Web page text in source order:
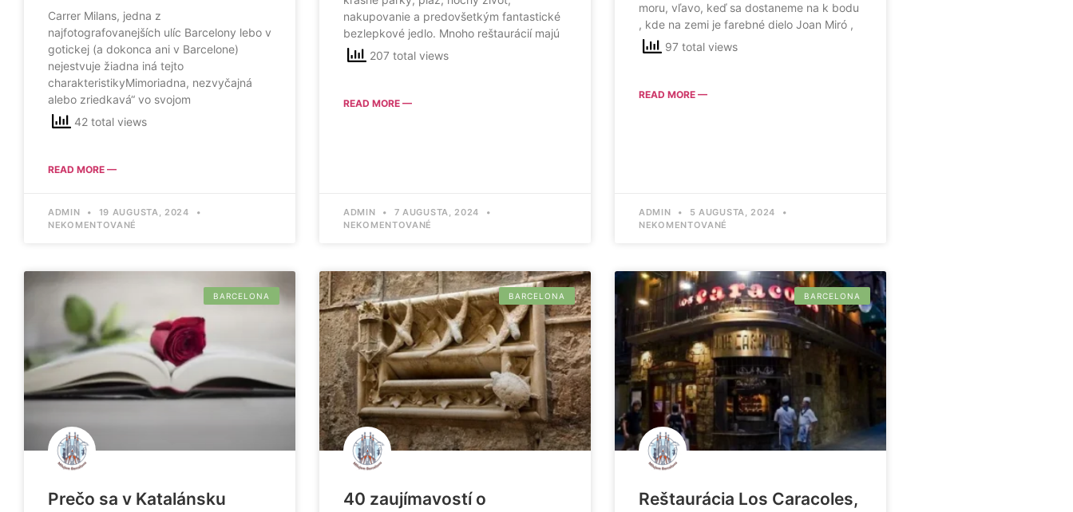
Carrer Milans, jedna z
najfotografovanejších ulíc Barcelony lebo v
gotickej (a dokonca ani v Barcelone)
nejestvuje žiadna iná tejto
charakteristikyMimoriadna, nezvyčajná
alebo zriedkavá“ vo svojom
42 total views
READ MORE —
ADMIN
19 AUGUSTA, 2024
NEKOMENTOVANÉ
nakupovanie a predovšetkým fantastické
bezlepkové jedlo. Mnoho reštaurácií majú
207 total views
READ MORE —
ADMIN
7 AUGUSTA, 2024
NEKOMENTOVANÉ
moru, vľavo, keď sa dostaneme na k bodu
, kde na zemi je farebné dielo Joan Miró ,
97 total views
READ MORE —
ADMIN
5 AUGUSTA, 2024
NEKOMENTOVANÉ
BARCELONA
Prečo sa v Katalánsku
BARCELONA
40 zaujímavostí o
BARCELONA
Reštaurácia Los Caracoles,